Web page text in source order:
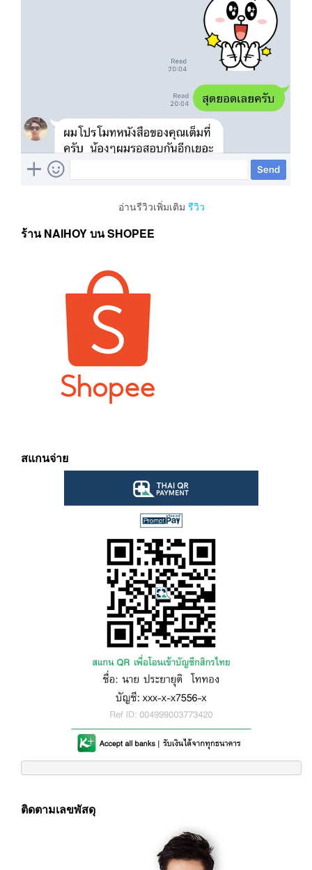
อ่านรีวิวเพิ่มเติม รีวิว
ร้าน NAIHOY บน SHOPEE
สแกนจ่าย
ติดตามเลขพัสดุ